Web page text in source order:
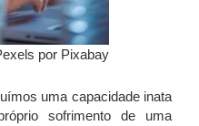
por Pixabay
uma capacidade inata
sofrimento de uma